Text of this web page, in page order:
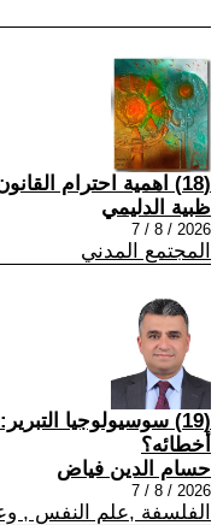
(18) اهمية احترام القانون في الحياة اليومية
ظبية الدليمي
2026 / 8 / 7
المجتمع المدني
(19) سوسيولوجيا
أخطائه؟
حسام الدين فياض
2026 / 8 / 7
الفلسفة ,علم النفس ,